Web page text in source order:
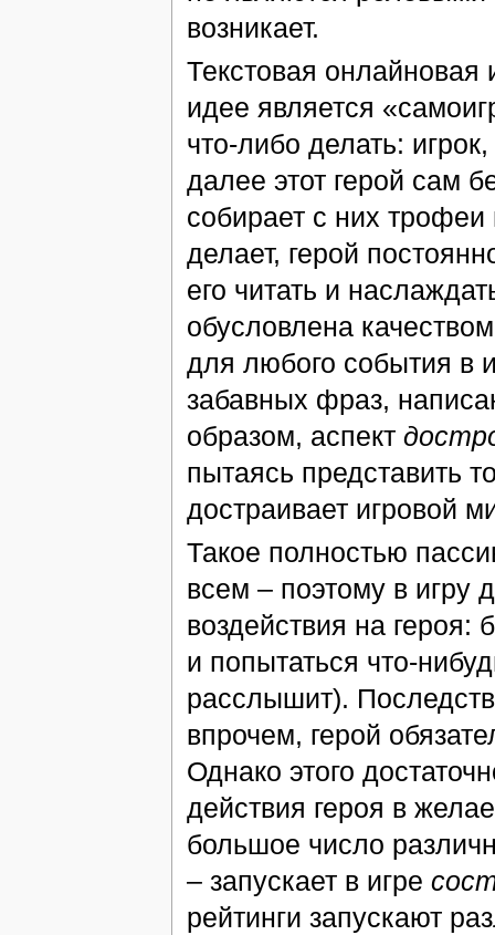
возникает.
Текстовая онлайновая
идее является
что-либо делать:
далее этот герой сам
собирает с них
делает, герой
его читать и
обусловлена
для любого события в
забавных фраз,
образом, аспект
пытаясь представить
достраивает игровой
Такое полностью
всем – поэтому в игру
воздействия на героя:
и попытаться что-
расслышит).
впрочем, герой
Однако этого
действия героя в
большое число
– запускает в игре
рейтинги запускают